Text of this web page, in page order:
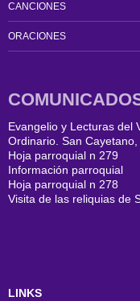
CANCIONES
ORACIONES
Evangelio y Lecturas del
Ordinario. San
Hoja parroquial n 279
Información parroquial
Hoja parroquial n 278
Visita de las reliquias de
LINKS